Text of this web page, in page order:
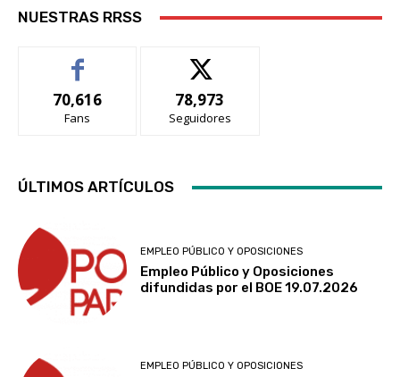
NUESTRAS RRSS
70,616
Fans
78,973
Seguidores
ÚLTIMOS ARTÍCULOS
EMPLEO PÚBLICO Y OPOSICIONES
Empleo Público y Oposiciones
difundidas por el BOE 19.07.2026
EMPLEO PÚBLICO Y OPOSICIONES